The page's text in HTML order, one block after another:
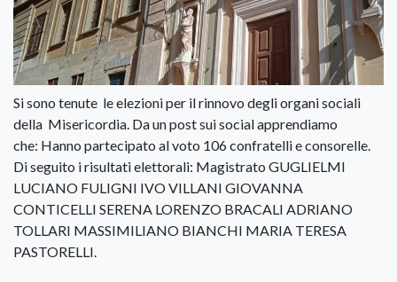
Si sono tenute le elezioni per il rinnovo degli organi sociali
della Misericordia. Da un post sui social apprendiamo
che: Hanno partecipato al voto 106 confratelli e consorelle.
Di seguito i risultati elettorali: Magistrato GUGLIELMI
LUCIANO FULIGNI IVO VILLANI GIOVANNA
CONTICELLI SERENA LORENZO BRACALI ADRIANO
TOLLARI MASSIMILIANO BIANCHI MARIA TERESA
PASTORELLI.